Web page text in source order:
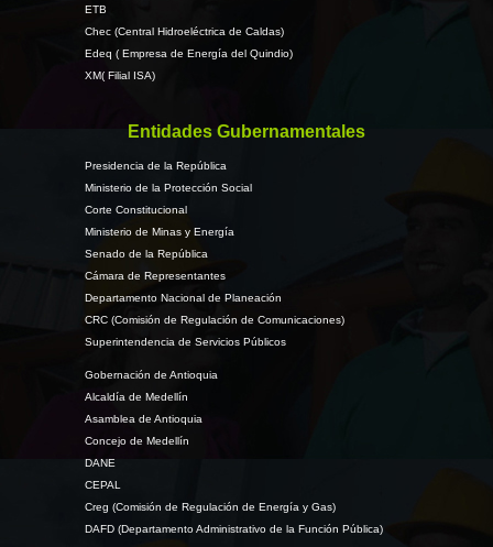
ETB
Chec (Central Hidroeléctrica de Caldas)
Edeq ( Empresa de Energía del Quindio)
XM( Filial ISA)
Entidades Gubernamentales
Presidencia de la República
Ministerio de la Protección Social
Corte Constitucional
Ministerio de Minas y Energía
Senado de la República
Cámara de Representantes
Departamento Nacional de Planeación
CRC (Comisión de Regulación de Comunicaciones)
Superintendencia de Servicios Públicos
Gobernación de Antioquia
Alcaldía de Medellín
Asamblea de Antioquia
Concejo de Medellín
DANE
CEPAL
Creg (Comisión de Regulación de Energía y Gas)
DAFD (Departamento Administrativo de la Función Pública)